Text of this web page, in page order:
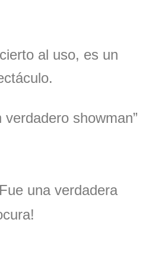
al uso, es un
showman”
una verdadera